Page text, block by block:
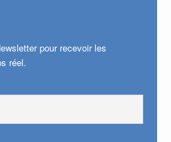
pour recevoir les
réel.